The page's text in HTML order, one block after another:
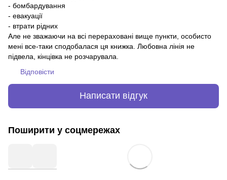
- бомбардування
- евакуації
- втрати рідних
Але не зважаючи на всі перераховані вище пункти, особисто
мені все-таки сподобалася ця книжка. Любовна лінія не
підвела, кінцівка не розчарувала.
Відповісти
Написати відгук
Поширити у соцмережах